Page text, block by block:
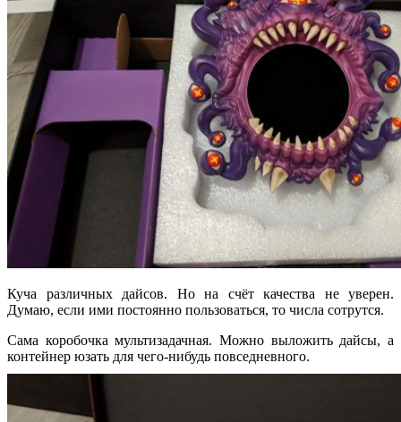
Куча различных дайсов. Но на счёт качества не уверен.
Думаю, если ими постоянно пользоваться, то числа сотрутся.
Сама коробочка мультизадачная. Можно выложить дайсы, а
контейнер юзать для чего-нибудь повседневного.